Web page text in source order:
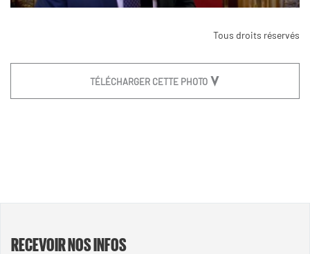
Tous droits réservés
TÉLÉCHARGER CETTE PHOTO
RECEVOIR NOS INFOS